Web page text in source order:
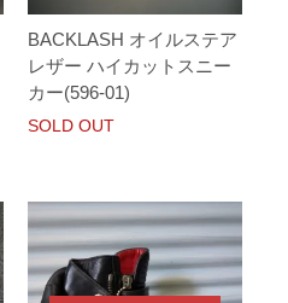
BACKLASH オイルステア
レザー ハイカットスニー
カー(596-01)
SOLD OUT